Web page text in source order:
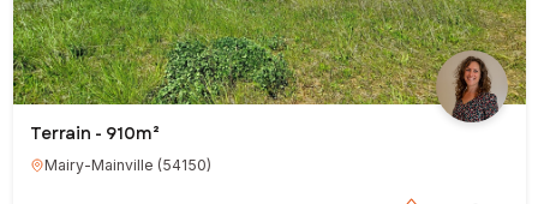
Terrain - 910m²
Mairy-Mainville (54150)